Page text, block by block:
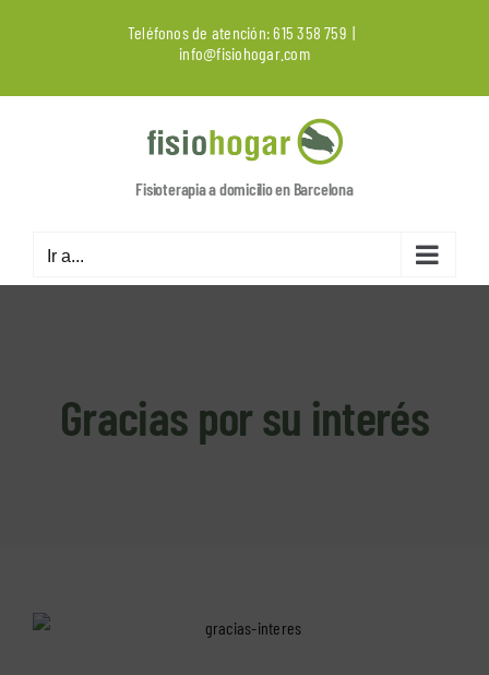
Teléfonos de atención:615 358 759 |
info@fisiohogar.com
Fisioterapia a domicilio en Barcelona
Ir a...
Gracias por su interés